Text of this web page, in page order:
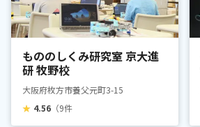
もののしくみ研究室 京大進
研 牧野校
大阪府枚方市養父元町3-15
★ 4.56 （9件